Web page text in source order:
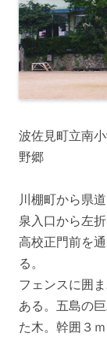
波佐見町立南
野郷
川棚町から県
泉入口から左
高校正門前を
る。
フェンスに囲
ある。五島の
た木。幹囲３